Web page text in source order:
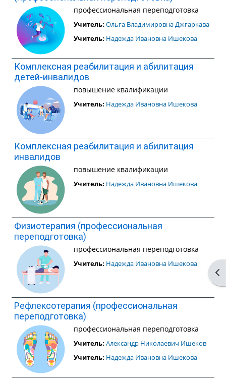
профессиональная переподготовка
Учитель: Ольга Владимировна Джгаркава
Учитель: Надежда Ивановна Ишекова
Комплексная реабилитация и абилитация
детей-инвалидов
повышение квалификации
Учитель: Надежда Ивановна Ишекова
Комплексная реабилитация и абилитация
инвалидов
повышение квалификации
Учитель: Надежда Ивановна Ишекова
Физиотерапия (профессиональная
переподготовка)
профессиональная переподготовка
Учитель: Надежда Ивановна Ишекова
Рефлексотерапия (профессиональная
переподготовка)
профессиональная переподготовка
Учитель: Александр Николаевич Ишеков
Учитель: Надежда Ивановна Ишекова